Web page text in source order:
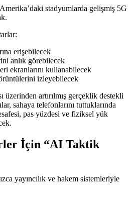
stadyumlarda gelişmiş 5G
erişebilecek
anlık görebilecek
ekranlarını kullanabilecek
izleyebilecek
üzerinden artırılmış gerçeklik destekli
sahaya telefonlarını tuttuklarında
pas yüzdesi ve fiziksel yük
İçin “AI Taktik
yayıncılık ve hakem sistemleriyle